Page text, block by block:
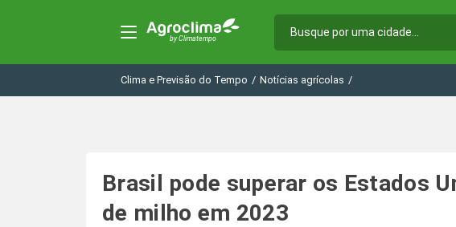
Clima e Previsão do Tempo / Notícias agrícolas /
Brasil pode superar os Estados
de milho em 2023